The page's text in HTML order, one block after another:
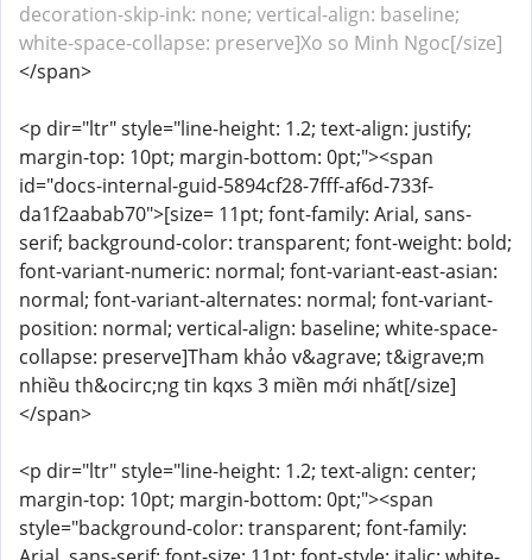
decoration-skip-ink: none; vertical-align: baseline;
white-space-collapse: preserve]Xo so Minh Ngoc[/size]
</span>
<p dir="ltr" style="line-height: 1.2; text-align: justify;
margin-top: 10pt; margin-bottom: 0pt;"><span
id="docs-internal-guid-5894cf28-7fff-af6d-733f-
da1f2aabab70">[size= 11pt; font-family: Arial, sans-
serif; background-color: transparent; font-weight: bold;
font-variant-numeric: normal; font-variant-east-asian:
normal; font-variant-alternates: normal; font-variant-
position: normal; vertical-align: baseline; white-space-
collapse: preserve]Tham khảo v&agrave; t&igrave;m
nhiều th&ocirc;ng tin kqxs 3 miền mới nhất[/size]
</span>
<p dir="ltr" style="line-height: 1.2; text-align: center;
margin-top: 10pt; margin-bottom: 0pt;"><span
style="background-color: transparent; font-family: